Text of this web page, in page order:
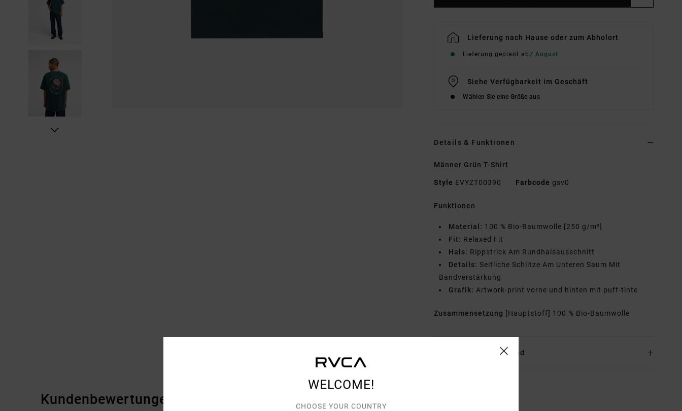
Lieferung nach Hause oder zum Abholort
Lieferung geplant ab7 August
Siehe Verfügbarkeit im Geschäft
Wählen Sie eine Größe aus
Details & Funktionen
Männer Grün T-Shirt
Style EVYZT00390 Farbcode gsv0
Funktionen
Material: 100 % Bio-Baumwolle [250 g/m²]
Fit: Relaxed Fit
Hals: Rippstrick Am Rundhalsausschnitt
Details: Seitliche Schlitze Am Unteren Saum Mit
Bandverstärkung
Grafik: Artwork-print vorne und hinten mit puff-tinte
Zusammensetzung [Hauptstoff] 100 % Bio-Baumwolle
Versand & Rückversand
Kundenbewertungen
WELCOME!
CHOOSE YOUR COUNTRY